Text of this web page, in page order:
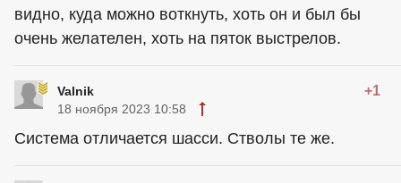
видно, куда можно воткнуть, хоть он и был бы
очень желателен, хоть на пяток выстрелов.
Valnik +1
18 ноября 2023 10:58
Система отличается шасси. Стволы те же.